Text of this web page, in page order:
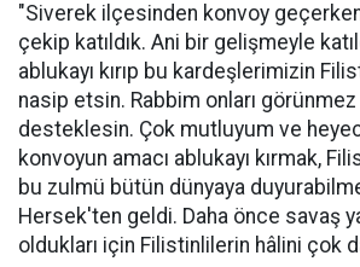
"Siverek ilçesinden konvoy
çekip katıldık. Ani bir gelişmeyle
ablukayı kırıp bu kardeşlerimizin
nasip etsin. Rabbim onları görünmez
desteklesin. Çok mutluyum ve
konvoyun amacı ablukayı kırmak,
bu zulmü bütün dünyaya
Hersek'ten geldi. Daha önce savaş
oldukları için Filistinlilerin hâlini çok